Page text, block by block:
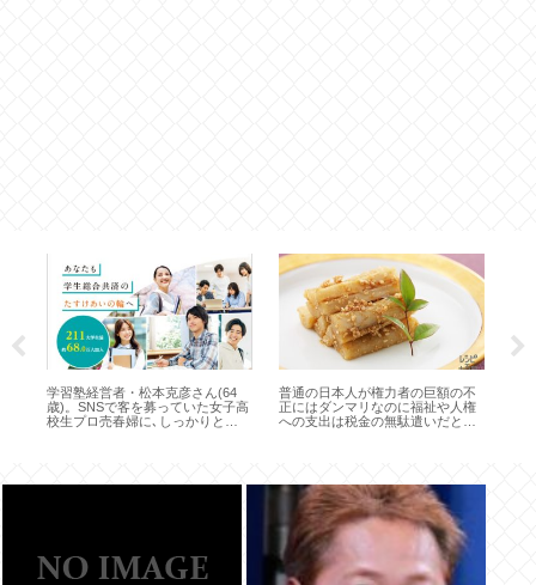
学習塾経営者・松本克彦さん(64
歳)。SNSで客を募っていた女子高
校生プロ売春婦に､しっかりと
普通の日本人が権力者の巨額の不
正にはダンマリなのに福祉や人権
への支出は税金の無駄遣いだと徹